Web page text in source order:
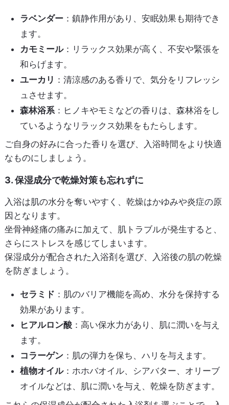
ラベンダー：鎮静作用があり、安眠効果も期待でき
ます。
カモミール：リラックス効果が高く、不安や緊張を
和らげます。
ユーカリ ：清涼感のある香りで、気分をリフレッシ
ュさせます。
森林浴系：ヒノキやモミなどの香りは、森林浴をし
ているようなリラックス効果をもたらします。
ご自身の好みに合った香りを選び、入浴時間をより快適
なものにしましょう。
3. 保湿成分で乾燥対策も忘れずに
入浴は肌の水分を奪いやすく、乾燥はかゆみや炎症の原
因となります。
坐骨神経痛の痛みに加えて、肌トラブルが発生すると、
さらにストレスを感じてしまいます。
保湿成分が配合された入浴剤を選び、入浴後の肌の乾燥
を防ぎましょう。
セラミド ：肌のバリア機能を高め、水分を保持する
効果があります。
ヒアルロン酸：高い保水力があり、肌に潤いを与え
ます。
コラーゲン：肌の弾力を保ち、ハリを与えます。
植物オイル：ホホバオイル、シアバター、オリーブ
オイルなどは、肌に潤いを与え、乾燥を防ぎます。